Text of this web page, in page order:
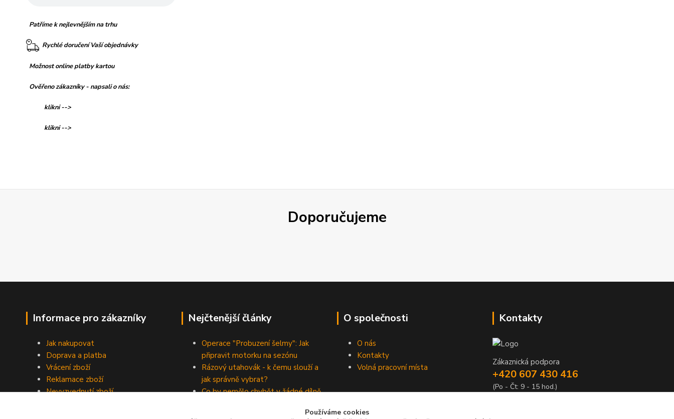
Patříme k nejlevnějším na trhu
Rychlé doručení Vaší objednávky
Možnost online platby kartou
Ověřeno zákazníky - napsali o nás:
klikni -->
klikni -->
Doporučujeme
Informace pro zákazníky
Jak nakupovat
Doprava a platba
Vrácení zboží
Reklamace zboží
Nevyzvednutí zboží
Nejčtenější články
Operace "Probuzení šelmy": Jak
připravit motorku na sezónu
Rázový utahovák - k čemu slouží a
jak správně vybrat?
Co by nemělo chybět v žádné dílně
Objednanou zásilku z e-shopu raději
O společnosti
O nás
Kontakty
Volná pracovní místa
Provozní doba e-shopu:
Kontakty
Zákaznická podpora
+420 607 430 416
(Po - Čt: 9 - 15 hod.)
Používáme cookies